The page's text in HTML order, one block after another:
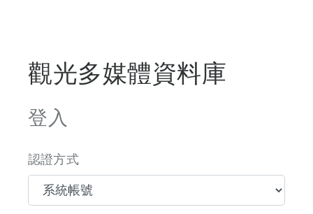
觀光多媒體資料庫
登入
認證方式